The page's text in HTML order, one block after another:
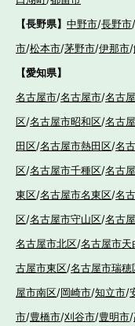
【長野県】 中野市/長野市/
市/松本市/茅野市/伊那市/
【愛知県】
名古屋市/名古屋市/名古
区/名古屋市昭和区/名古
田区/名古屋市熱田区/名
区/名古屋市千種区/名古
東区/名古屋市名東区/名
区/名古屋市守山区/名古
名古屋市北区/名古屋市天
古屋市東区/名古屋市瑞穂
屋市南区/岡崎市/知立市/
市/豊橋市/刈谷市/豊明市/